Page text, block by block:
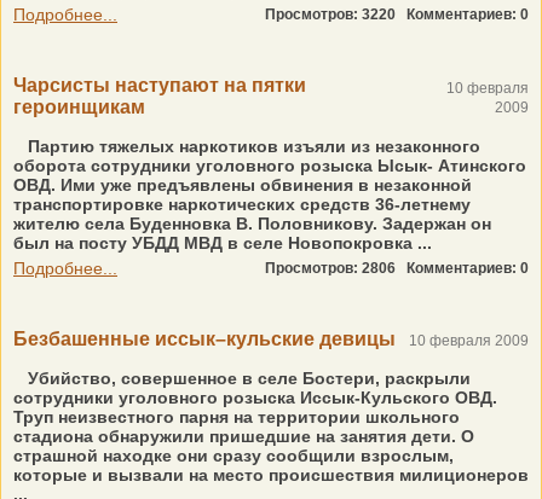
Подробнее...
Просмотров: 3220 Комментариев: 0
Чарсисты наступают на пятки
героинщикам
10 февраля
2009
Партию тяжелых наркотиков изъяли из незаконного
оборота сотрудники уголовного розыска Ысык- Атинского
ОВД. Ими уже предъявлены обвинения в незаконной
транспортировке наркотических средств 36-летнему
жителю села Буденновка В. Половникову. Задержан он
был на посту УБДД МВД в селе Новопокровка ...
Подробнее...
Просмотров: 2806 Комментариев: 0
Безбашенные иссык–кульские девицы 10 февраля 2009
Убийство, совершенное в селе Бостери, раскрыли
сотрудники уголовного розыска Иссык-Кульского ОВД.
Труп неизвестного парня на территории школьного
стадиона обнаружили пришедшие на занятия дети. О
страшной находке они сразу сообщили взрослым,
которые и вызвали на место происшествия милиционеров
...